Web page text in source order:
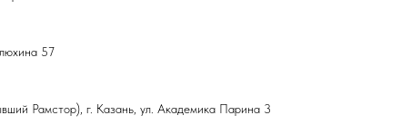
57
Рамстор), г. Казань, ул. Академика Парина 3